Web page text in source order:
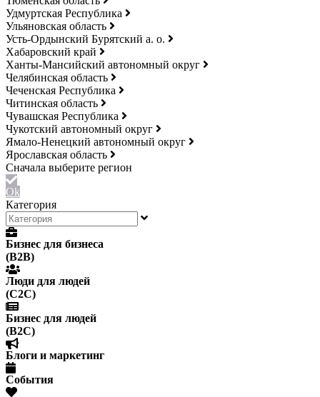
Удмуртская Республика
Ульяновская область
Усть-Ордынский Бурятский а. о.
Хабаровский край
Ханты-Мансийский автономный округ
Челябинская область
Чеченская Республика
Читинская область
Чувашская Республика
Чукотский автономный округ
Ямало-Ненецкий автономный округ
Ярославская область
Ok
Категория
Бизнес для бизнеса
(B2B)
Люди для людей
(С2С)
Бизнес для людей
(B2C)
Блоги и маркетинг
События